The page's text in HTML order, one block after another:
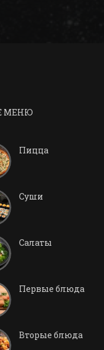
МЕНЮ
Пицца
Суши
Салаты
Первые блюда
Вторые блюда